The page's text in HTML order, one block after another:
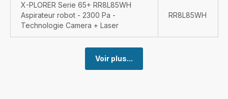
X-PLORER Serie 65+ RR8L85WH
Aspirateur robot - 2300 Pa -
Technologie Camera + Laser
RR8L85WH
Voir plus...